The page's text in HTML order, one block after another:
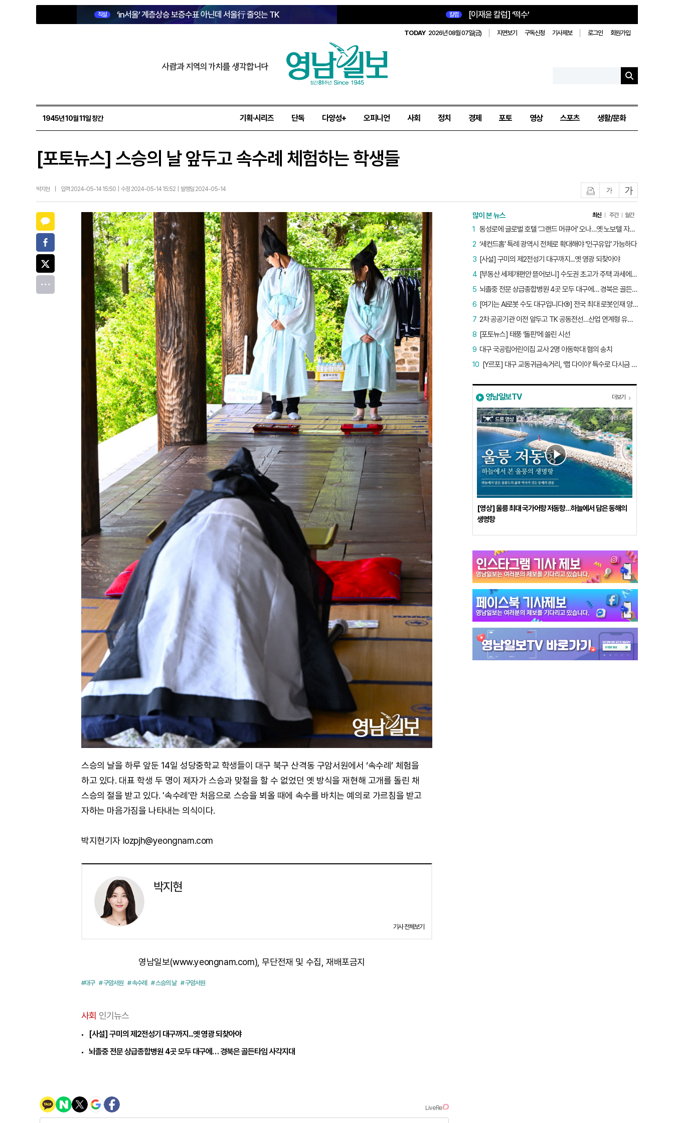
직설 ‘in서울’ 계층상승 보증수표 아닌데 서울行 줄잇는 TK 칼럼 [이재윤 칼럼] ‘떡수’
TODAY 2026년 08월 07일(금) 지면보기 구독신청 기사제보 로그인 회원가입
사람과 지역의 가치를 생각합니다
1945년 10월 11일 창간 기획·시리즈 단독 다양성+ 오피니언 사회 정치 경제 포토 영상 스포츠 생활/문화
[포토뉴스] 스승의 날 앞두고 속수례 체험하는 학생들
박지현 입력 2024-05-14 15:50 | 수정 2024-05-14 15:52 | 발행일 2024-05-14 글자작게글자크게
스승의 날을 하루 앞둔 14일 성당중학교 학생들이 대구 북구 산격동 구암서원에서 ‘속수례’ 체험을
하고 있다. 대표 학생 두 명이 제자가 스승과 맞절을 할 수 없었던 옛 방식을 재현해 고개를 돌린 채
스승의 절을 받고 있다. '속수례'란 처음으로 스승을 뵈올 때에 속수를 바치는 예의로 가르침을 받고
자하는 마음가짐을 나타내는 의식이다.
박지현기자 lozpjh@yeongnam.com
박지현
기사 전체보기
영남일보(www.yeongnam.com), 무단전재 및 수집, 재배포금지
#대구 # 구암서원 # 속수례 # 스승의 날 # 구암서원
사회 인기뉴스
[사설] 구미의 제2전성기 대구까지...옛 영광 되찾아야
뇌졸중 전문 상급종합병원 4곳 모두 대구에… 경북은 골든타임 사각지대
많이 본 뉴스 최신 주간 월간
동성로에 글로벌 호텔 ‘그랜드 머큐어’ 오나…옛 노보텔 자리 사무실 개설
1
‘세컨드홈’ 특례 광역시 전체로 확대해야 ‘인구유입’ 가능하다
2
[사설] 구미의 제2전성기 대구까지...옛 영광 되찾아야
3
[부동산 세제개편안 뜯어보니] 수도권 초고가 주택 과세에만 초점…침체된 지방 부동산 대책은 없다
4
뇌졸중 전문 상급종합병원 4곳 모두 대구에… 경북은 골든타임 사각지대
5
[여기는 AI로봇 수도 대구입니다⑤] 전국 최대 로봇인재 양성소…“대구산업 맞춤형 교육과정 만들자”
6
2차 공공기관 이전 앞두고 TK 공동전선…산업 연계형 유치 승부수
7
[포토뉴스] 태풍 ‘돌핀’에 쏠린 시선
8
대구 국공립어린이집 교사 2명 아동학대 혐의 송치
9
[Y르포] 대구 교동귀금속거리, ‘랩 다이아’ 특수로 다시금 활기…“반짝 인기 의존 않는 지속 가능 성장 동력 마련해야”
10
영남일보TV 더보기
[영상] 울릉 최대 국가어항 저동항…하늘에서 담은 동해의
생명항